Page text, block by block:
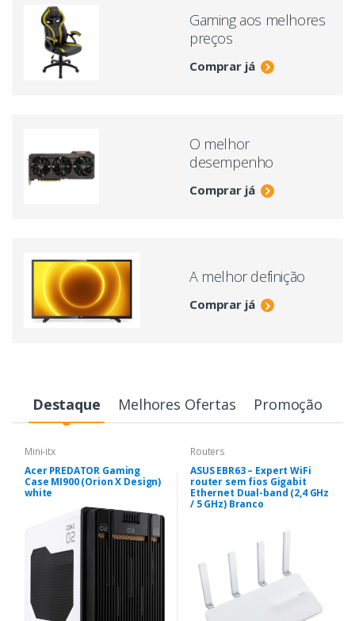
Gaming aos melhores
preços
Comprar já
O melhor
desempenho
Comprar já
A melhor definição
Comprar já
Destaque Melhores Ofertas Promoção
Mini-itx
Acer PREDATOR Gaming
Case MI900 (Orion X Design)
white
Routers
ASUS EBR63 – Expert WiFi
router sem fios Gigabit
Ethernet Dual-band (2,4 GHz
/ 5 GHz) Branco